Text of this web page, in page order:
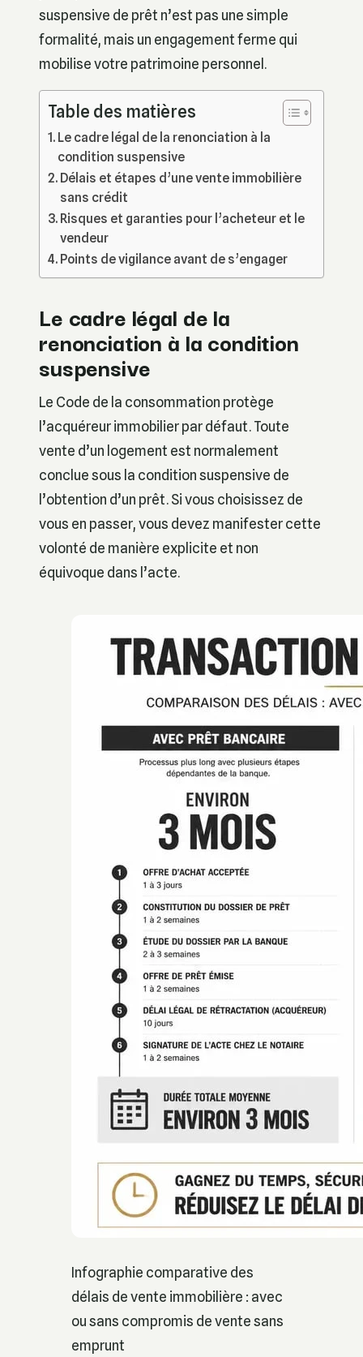
suspensive de prêt n’est pas une simple
formalité, mais un engagement ferme qui
mobilise votre patrimoine personnel.
Table des matières
Le cadre légal de la renonciation à la
condition suspensive
Délais et étapes d’une vente immobilière
sans crédit
Risques et garanties pour l’acheteur et le
vendeur
Points de vigilance avant de s’engager
Le cadre légal de la
renonciation à la condition
suspensive
Le Code de la consommation protège
l’acquéreur immobilier par défaut. Toute
vente d’un logement est normalement
conclue sous la condition suspensive de
l’obtention d’un prêt. Si vous choisissez de
vous en passer, vous devez manifester cette
volonté de manière explicite et non
équivoque dans l’acte.
Infographie comparative des
délais de vente immobilière : avec
ou sans compromis de vente sans
emprunt